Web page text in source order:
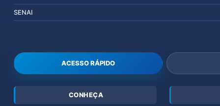
SENAI
ACESSO RÁPIDO
CONHEÇA